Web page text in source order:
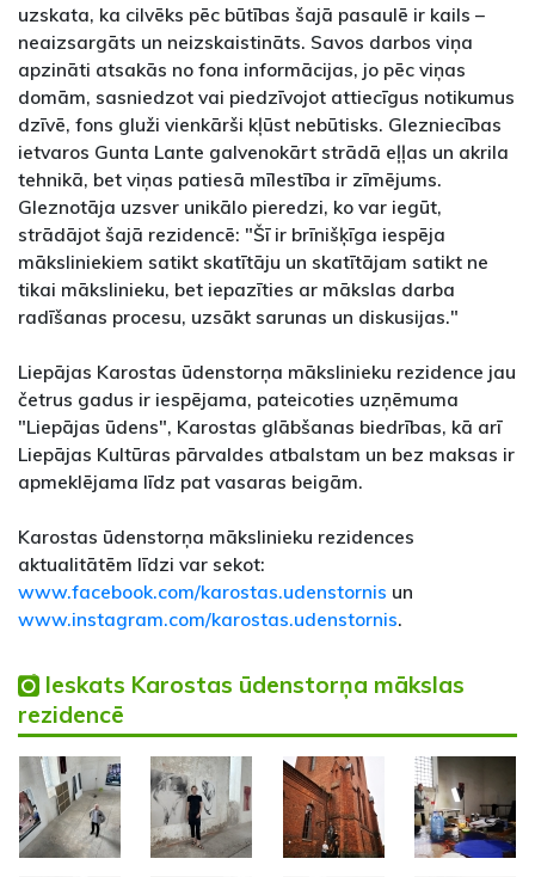
uzskata, ka cilvēks pēc būtības šajā pasaulē ir kails –
neaizsargāts un neizskaistināts. Savos darbos viņa
apzināti atsakās no fona informācijas, jo pēc viņas
domām, sasniedzot vai piedzīvojot attiecīgus notikumus
dzīvē, fons gluži vienkārši kļūst nebūtisks. Glezniecības
ietvaros Gunta Lante galvenokārt strādā eļļas un akrila
tehnikā, bet viņas patiesā mīlestība ir zīmējums.
Gleznotāja uzsver unikālo pieredzi, ko var iegūt,
strādājot šajā rezidencē: "Šī ir brīnišķīga iespēja
māksliniekiem satikt skatītāju un skatītājam satikt ne
tikai mākslinieku, bet iepazīties ar mākslas darba
radīšanas procesu, uzsākt sarunas un diskusijas."
Liepājas Karostas ūdenstorņa mākslinieku rezidence jau
četrus gadus ir iespējama, pateicoties uzņēmuma
"Liepājas ūdens", Karostas glābšanas biedrības, kā arī
Liepājas Kultūras pārvaldes atbalstam un bez maksas ir
apmeklējama līdz pat vasaras beigām.
Karostas ūdenstorņa mākslinieku rezidences
aktualitātēm līdzi var sekot:
www.facebook.com/karostas.udenstornis un
www.instagram.com/karostas.udenstornis.
Ieskats Karostas ūdenstorņa mākslas
rezidencē